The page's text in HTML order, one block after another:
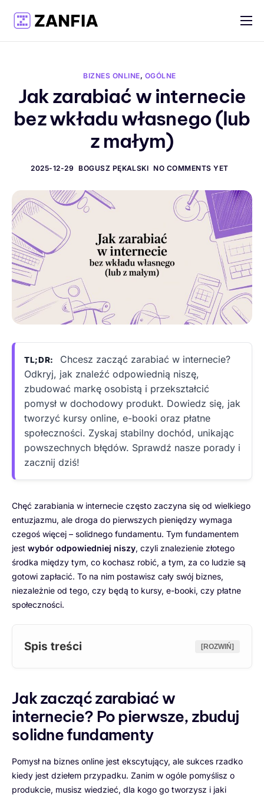
Funkcje
Cennik
Logowanie
Polski
BIZNES ONLINE, OGÓLNE
Jak zarabiać w internecie
bez wkładu własnego (lub
z małym)
2025-12-29 BOGUSZ PĘKALSKI NO COMMENTS YET
TL;DR:
Chcesz zacząć zarabiać w internecie?
Odkryj, jak znaleźć odpowiednią niszę,
zbudować markę osobistą i przekształcić
pomysł w dochodowy produkt. Dowiedz się, jak
tworzyć kursy online, e-booki oraz płatne
społeczności. Zyskaj stabilny dochód, unikając
powszechnych błędów. Sprawdź nasze porady i
zacznij dziś!
Chęć zarabiania w internecie często zaczyna się od wielkiego
entuzjazmu, ale droga do pierwszych pieniędzy wymaga
czegoś więcej – solidnego fundamentu. Tym fundamentem
jest wybór odpowiedniej niszy, czyli znalezienie złotego
środka między tym, co kochasz robić, a tym, za co ludzie są
gotowi zapłacić. To na nim postawisz cały swój biznes,
niezależnie od tego, czy będą to kursy, e-booki, czy płatne
społeczności.
Spis treści [ROZWIŃ]
Jak zacząć zarabiać w
internecie? Po pierwsze, zbuduj
solidne fundamenty
Pomysł na biznes online jest ekscytujący, ale sukces rzadko
kiedy jest dziełem przypadku. Zanim w ogóle pomyślisz o
produkcie, musisz wiedzieć, dla kogo go tworzysz i jaki